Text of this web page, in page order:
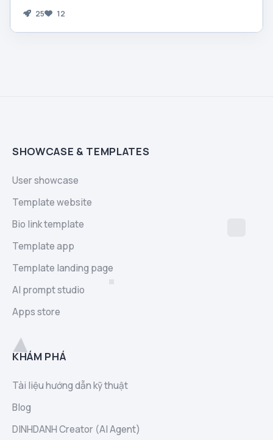
25 12
SHOWCASE & TEMPLATES
User showcase
Template website
Bio link template
Template app
Template landing page
AI prompt studio
Apps store
KHÁM PHÁ
Tài liệu hướng dẫn kỹ thuật
Blog
DINHDANH Creator (AI Agent)